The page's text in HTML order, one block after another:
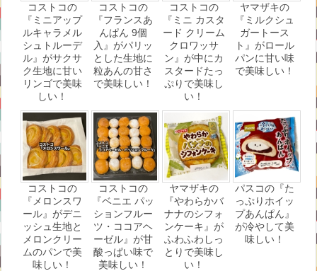
コストコの
『ミニアップ
ルキャラメル
シュトルーデ
ル』がサクサ
ク生地に甘い
リンゴで美味
しい！
コストコの
『フランスあ
んぱん 9個
入』がパリッ
とした生地に
粒あんの甘さ
で美味しい！
コストコの
『ミニ カスタ
ード クリーム
クロワッサ
ン』が中にカ
スタードたっ
ぷりで美味し
い！
ヤマザキの
『ミルクシュ
ガートース
ト』がロール
パンに甘い味
で美味しい！
コストコの
『メロンスワ
ール』がデニ
ッシュ生地と
メロンクリー
ムのパンで美
味しい！
コストコの
『ベニエ パッ
ションフルー
ツ・ココアヘ
ーゼル』が甘
酸っぱい味で
美味しい！
ヤマザキの
『やわらかバ
ナナのシフォ
ンケーキ』が
ふわふわしっ
とりで美味し
い！
パスコの『た
っぷりホイッ
プあんぱん』
が冷やして美
味しい！